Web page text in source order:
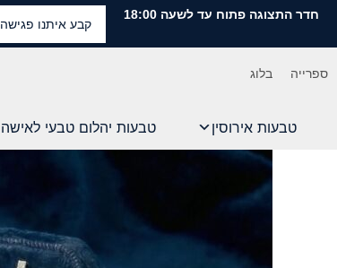
חדר התצוגה פתוח עד לשעה 18:00
קבע איתנו פגישה
ספרייה בלוג
טבעות אירוסין טבעות יהלום טבעי לאישה